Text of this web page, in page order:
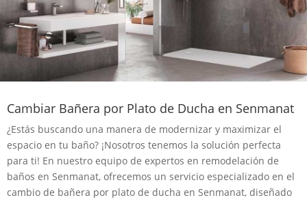
Cambiar Bañera por Plato de Ducha en Senmanat
¿Estás buscando una manera de modernizar y maximizar el
espacio en tu baño? ¡Nosotros tenemos la solución perfecta
para ti! En nuestro equipo de expertos en remodelación de
baños en Senmanat, ofrecemos un servicio especializado en el
cambio de bañera por plato de ducha en Senmanat, diseñado